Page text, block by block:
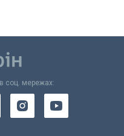
соц. мережах: